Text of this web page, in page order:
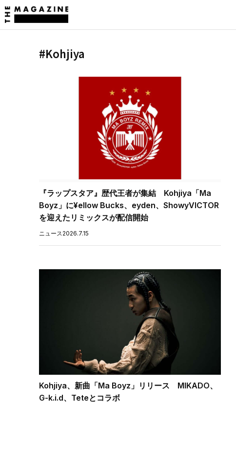
#Kohjiya
『ラップスタア』歴代王者が集結 Kohjiya「Ma
Boyz」に¥ellow Bucks、eyden、ShowyVICTOR
を迎えたリミックスが配信開始
ニュース 2026.7.15
Kohjiya、新曲「Ma Boyz」リリース MIKADO、
G-k.i.d、Teteとコラボ